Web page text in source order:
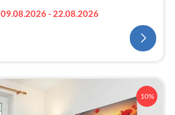
09.08.2026 - 22.08.2026
10%